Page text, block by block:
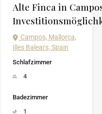
Alte Finca in
Campos, Mallorca,
Illes Balears, Spain
Schlafzimmer
4
Badezimmer
1